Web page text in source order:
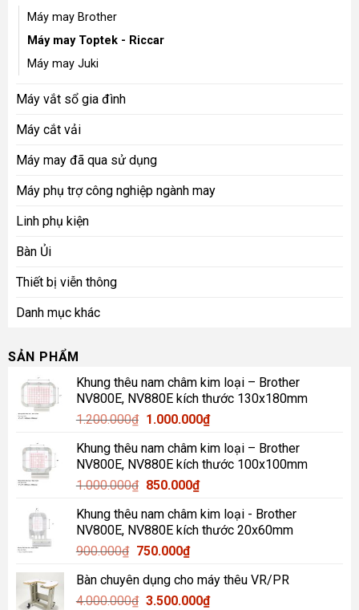
Máy may Brother
Máy may Toptek - Riccar
Máy may Juki
Máy vắt sổ gia đình
Máy cắt vải
Máy may đã qua sử dụng
Máy phụ trợ công nghiệp ngành may
Linh phụ kiện
Bàn Ủi
Thiết bị viễn thông
Danh mục khác
SẢN PHẨM
Khung thêu nam châm kim loại – Brother
NV800E, NV880E kích thước 130x180mm
1.200.000₫ Giá
là:
1.200.000₫.
1.000.000₫Giá
tại
là:
Khung thêu nam châm kim loại – Brother
NV800E, NV880E kích thước 100x100mm
1.000.000₫ Giá
là:
1.000.000₫.
850.000₫Giá
tại
là:
Khung thêu nam châm kim loại - Brother
NV800E, NV880E kích thước 20x60mm
900.000₫ Giá
là:
900.000₫.
750.000₫Giá
tại
là:
Bàn chuyên dụng cho máy thêu VR/PR
4.000.000₫ Giá
3.500.000₫Giá